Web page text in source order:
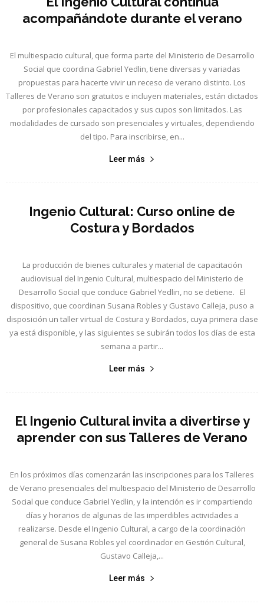
acompañándote durante el verano
El multiespacio cultural, que forma parte del Ministerio de Desarrollo
Social que coordina Gabriel Yedlin, tiene diversas y variadas
propuestas para hacerte vivir un receso de verano distinto. Los
Talleres de Verano son gratuitos e incluyen materiales, están dictados
por profesionales capacitados y sus cupos son limitados. Las
modalidades de cursado son presenciales y virtuales, dependiendo
del tipo. Para inscribirse, en...
Leer más
Ingenio Cultural: Curso online de
Costura y Bordados
La producción de bienes culturales y material de capacitación
audiovisual del Ingenio Cultural, multiespacio del Ministerio de
Desarrollo Social que conduce Gabriel Yedlin, no se detiene. El
dispositivo, que coordinan Susana Robles y Gustavo Calleja, puso a
disposición un taller virtual de Costura y Bordados, cuya primera clase
ya está disponible, y las siguientes se subirán todos los días de esta
semana a partir...
Leer más
El Ingenio Cultural invita a divertirse y
aprender con sus Talleres de Verano
En los próximos días comenzarán las inscripciones para los Talleres
de Verano presenciales del multiespacio del Ministerio de Desarrollo
Social que conduce Gabriel Yedlin, y la intención es ir compartiendo
días y horarios de algunas de las imperdibles actividades a
realizarse. Desde el Ingenio Cultural, a cargo de la coordinación
general de Susana Robles yel coordinador en Gestión Cultural,
Gustavo Calleja,...
Leer más